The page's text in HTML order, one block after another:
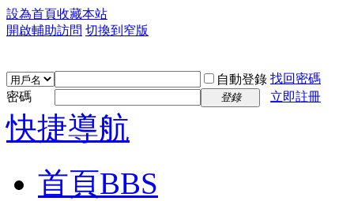
設為首頁收藏本站
開啟輔助訪問 切換到窄版
自動登錄 找回密碼
密碼
登錄 立即註冊
快捷導航
首頁BBS